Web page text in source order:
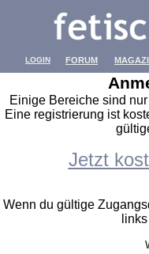
LOGIN FORUM
Einige Bereiche sind
Eine registrierung ist
Jetzt
Wenn du gültige